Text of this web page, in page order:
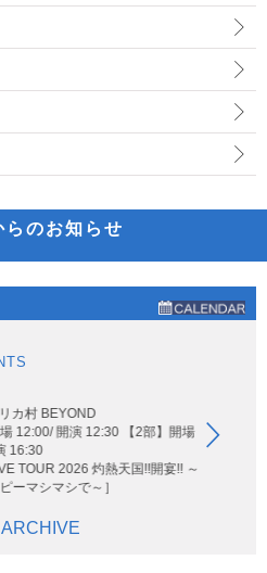
のお知らせ
カ村 BEYOND
12:00/ 開演 12:30 【2部】開場
16:30
TOUR 2026 灼熱天国!!開宴!! ～
ーマシマシで～］
ARCHIVE